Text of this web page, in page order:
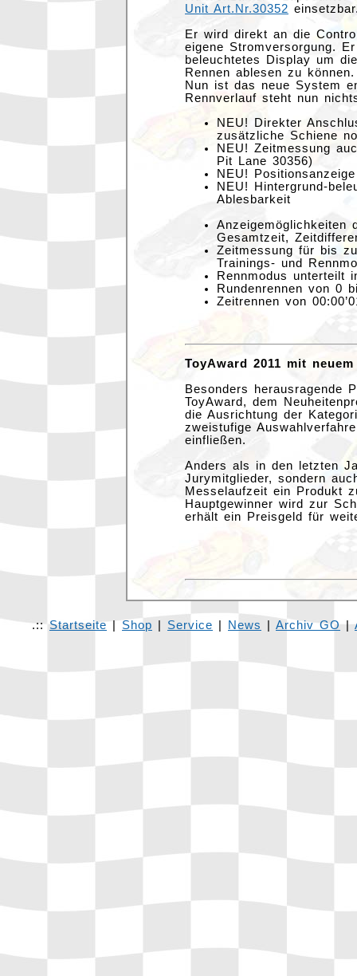
Unit Art.Nr.30352
Er wird direkt an die
eigene Stromversorgung.
beleuchtetes Display um
Rennen ablesen zu können.
Nun ist das neue System
Rennverlauf steht nun
NEU! Direkter
zusätzliche Schiene
NEU! Zeitmessung
Pit Lane 30356)
NEU!
NEU! Hintergrund-
Ablesbarkeit
Anzeigemöglichkeiten
Gesamtzeit,
Zeitmessung für bis
Trainings- und
Rennmodus unterteilt
Rundenrennen von 0
Zeitrennen von
ToyAward 2011 mit
Besonders herausragende
ToyAward, dem
die Ausrichtung der
zweistufige
einfließen.
Anders als in den letzten
Jurymitglieder, sondern
Messelaufzeit ein Produkt
Hauptgewinner wird zur
erhält ein Preisgeld für
.::Startseite| Shop Service News Archiv GO